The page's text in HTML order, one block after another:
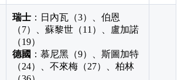
瑞士 ：日內瓦（3）、伯恩
（7）、蘇黎世（11）、盧加諾
（19）
德國 ：慕尼黑（9）、斯圖加特
（24）、不來梅（27）、柏林